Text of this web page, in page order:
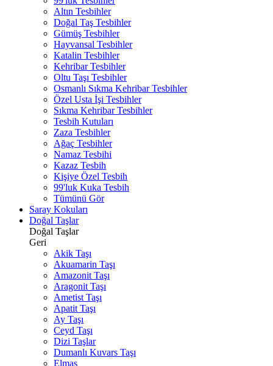
Altın Tesbihler
Doğal Taş Tesbihler
Gümüş Tesbihler
Hayvansal Tesbihler
Katalin Tesbihler
Kehribar Tesbihler
Oltu Taşı Tesbihler
Osmanlı Sıkma Kehribar Tesbihler
Özel Usta İşi Tesbihler
Sıkma Kehribar Tesbihler
Tesbih Kutuları
Zaza Tesbihler
Ağaç Tesbihler
Namaz Tesbihi
Kazaz Tesbih
Kişiye Özel Tesbih
99'luk Kuka Tesbih
Tümünü Gör
Saray Kokuları
Doğal Taşlar
Doğal Taşlar
Geri
Akik Taşı
Akuamarin Taşı
Amazonit Taşı
Aragonit Taşı
Ametist Taşı
Apatit Taşı
Ay Taşı
Ceyd Taşı
Dizi Taşlar
Dumanlı Kuvars Taşı
Elmas